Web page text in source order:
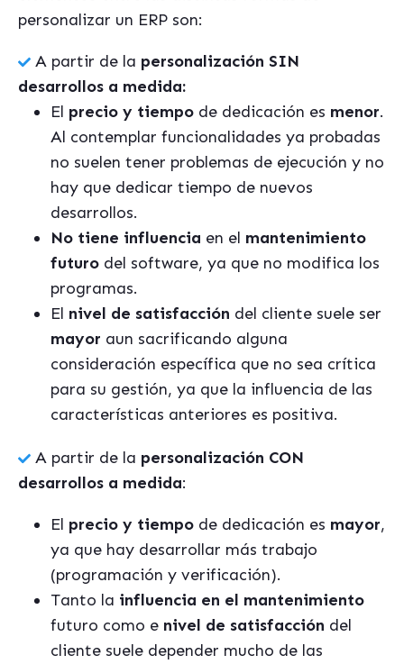
personalizar un ERP son:
A partir de la personalización SIN
desarrollos a medida:
El precio y tiempo de dedicación es menor.
Al contemplar funcionalidades ya probadas
no suelen tener problemas de ejecución y no
hay que dedicar tiempo de nuevos
desarrollos.
No tiene influencia en el mantenimiento
futuro del software, ya que no modifica los
programas.
El nivel de satisfacción del cliente suele ser
mayor aun sacrificando alguna
consideración específica que no sea crítica
para su gestión, ya que la influencia de las
características anteriores es positiva.
A partir de la personalización CON
desarrollos a medida:
El precio y tiempo de dedicación es mayor,
ya que hay desarrollar más trabajo
(programación y verificación).
Tanto la influencia en el mantenimiento
futuro como e nivel de satisfacción del
cliente suele depender mucho de las